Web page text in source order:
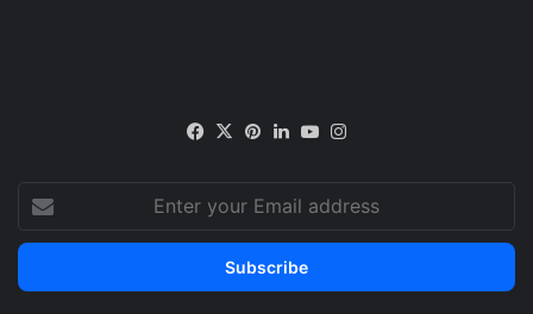
Facebook
X Pinterest
LinkedInYouTube
your
Email